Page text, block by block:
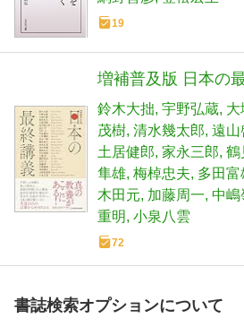
19
増補普及版 日本の
鈴木大拙 宇野弘蔵 大
茂樹 清水幾太郎 遠山
土居健郎 家永三郎 鶴
隼雄 梅棹忠夫 多田富
木田元 加藤周一 中嶋
重明 小泉八雲
72
書誌検索オプションについて